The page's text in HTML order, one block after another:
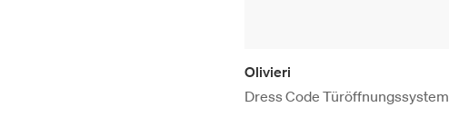
Olivieri
Dress Code Türöffnungssystem